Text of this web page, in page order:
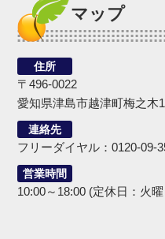
マップ
住所
〒496-0022
愛知県津島市越津町梅之木
連絡先
フリーダイヤル：0120-09-
営業時間
10:00～18:00 (定休日：火